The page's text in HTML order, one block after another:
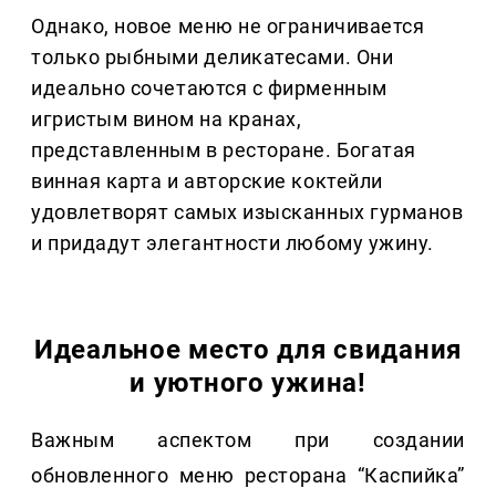
Однако, новое меню не ограничивается
только рыбными деликатесами. Они
идеально сочетаются с фирменным
игристым вином на кранах,
представленным в ресторане. Богатая
винная карта и авторские коктейли
удовлетворят самых изысканных гурманов
и придадут элегантности любому ужину.
Идеальное место для свидания
и уютного ужина!
Важным аспектом при создании
обновленного меню ресторана “Каспийка”